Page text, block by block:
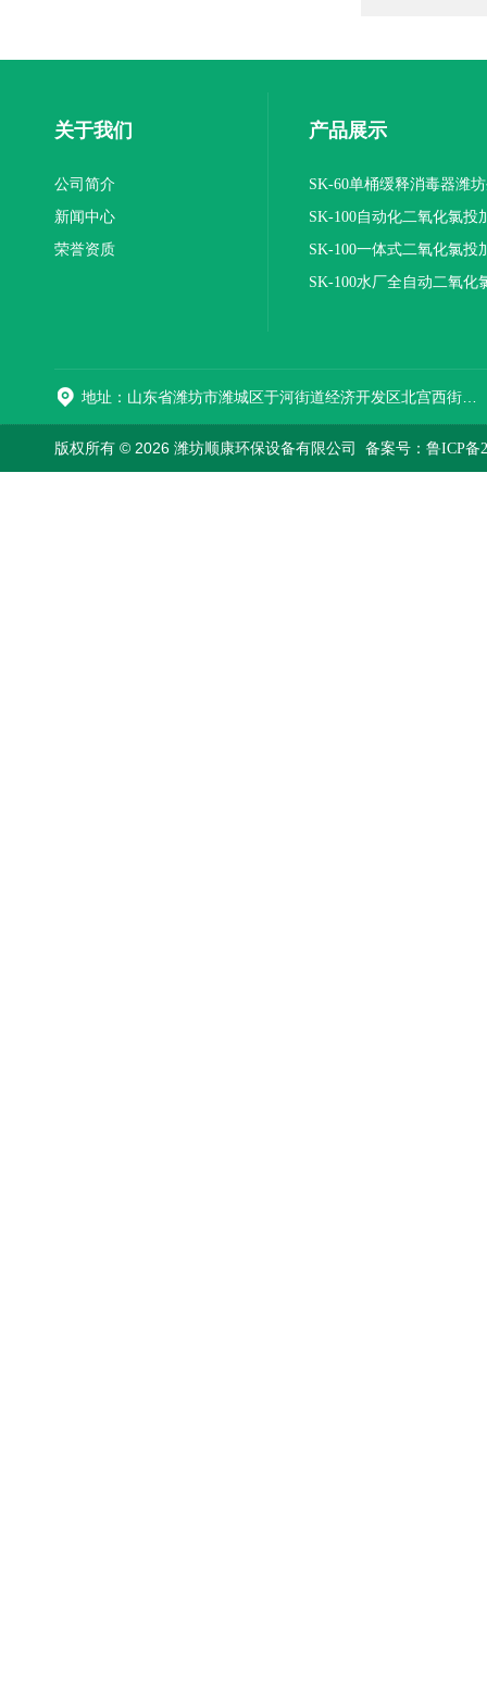
关于我们
公司简介
新闻中心
荣誉资质
产品展示
SK-60单桶缓释消毒器潍
SK-100自动化二氧化氯投
装置
SK-100一体式二氧化氯投
报价
SK-100水厂全自动二氧化
版权所有 © 2026 潍坊顺康环保设备有限公司 备案号：鲁ICP备